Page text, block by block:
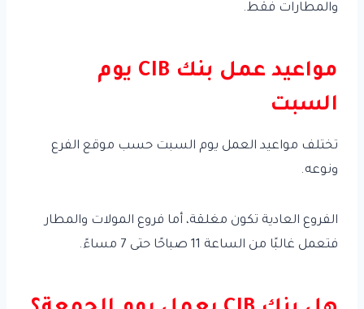
والمطارات فقط.
مواعيد عمل بنك CIB يوم
السبت
تختلف مواعيد العمل يوم السبت حسب موقع الفرع
ونوعه.
الفروع العادية تكون مغلقة، أما فروع المولات والمطار
فتعمل غالبًا من الساعة 11 صباحًا حتى 7 مساءً.